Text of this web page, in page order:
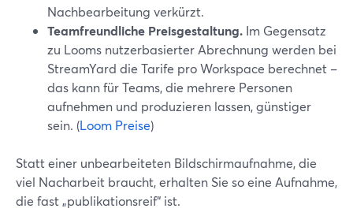
Nachbearbeitung verkürzt.
Teamfreundliche Preisgestaltung. Im Gegensatz
zu Looms nutzerbasierter Abrechnung werden bei
StreamYard die Tarife pro Workspace berechnet –
das kann für Teams, die mehrere Personen
aufnehmen und produzieren lassen, günstiger
sein. (Loom Preise)
Statt einer unbearbeiteten Bildschirmaufnahme, die
viel Nacharbeit braucht, erhalten Sie so eine Aufnahme,
die fast „publikationsreif“ ist.